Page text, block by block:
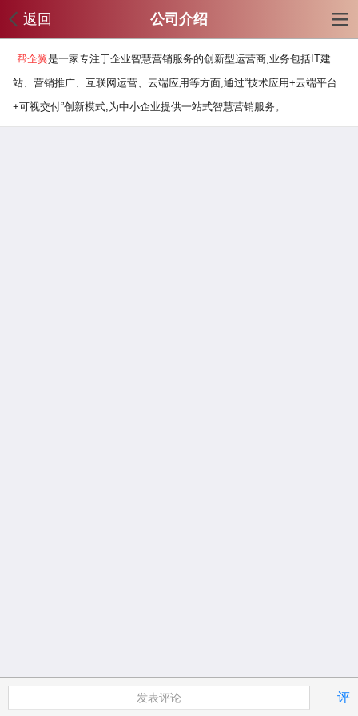
返回 公司介绍
帮企翼是一家专注于企业智慧营销服务的创新型运营商,业务包括IT建
站、营销推广、互联网运营、云端应用等方面,通过“技术应用+云端平台
+可视交付”创新模式,为中小企业提供一站式智慧营销服务。
发表评论 评